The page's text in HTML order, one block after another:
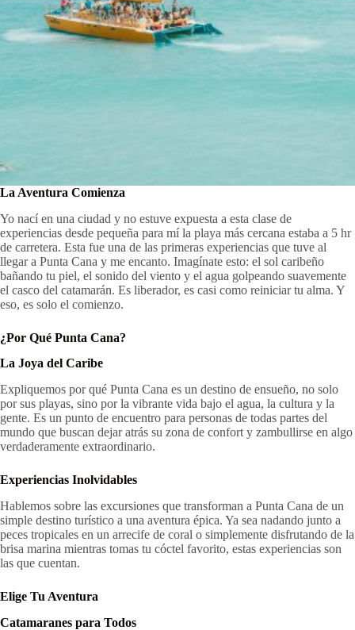
La Aventura Comienza
Yo nací en una ciudad y no estuve expuesta a esta clase de
experiencias desde pequeña para mí la playa más cercana estaba a 5 hr
de carretera. Esta fue una de las primeras experiencias que tuve al
llegar a Punta Cana y me encanto. Imagínate esto: el sol caribeño
bañando tu piel, el sonido del viento y el agua golpeando suavemente
el casco del catamarán. Es liberador, es casi como reiniciar tu alma. Y
eso, es solo el comienzo.
¿Por Qué Punta Cana?
La Joya del Caribe
Expliquemos por qué Punta Cana es un destino de ensueño, no solo
por sus playas, sino por la vibrante vida bajo el agua, la cultura y la
gente. Es un punto de encuentro para personas de todas partes del
mundo que buscan dejar atrás su zona de confort y zambullirse en algo
verdaderamente extraordinario.
Experiencias Inolvidables
Hablemos sobre las excursiones que transforman a Punta Cana de un
simple destino turístico a una aventura épica. Ya sea nadando junto a
peces tropicales en un arrecife de coral o simplemente disfrutando de la
brisa marina mientras tomas tu cóctel favorito, estas experiencias son
las que cuentan.
Elige Tu Aventura
Catamaranes para Todos